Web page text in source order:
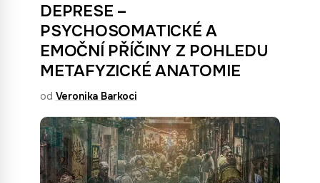
DEPRESE –
PSYCHOSOMATICKÉ A
EMOČNÍ PŘÍČINY Z POHLEDU
METAFYZICKÉ ANATOMIE
od Veronika Barkoci